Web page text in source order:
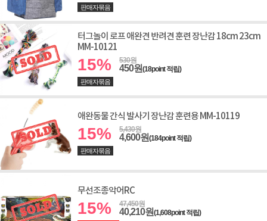
판매자묶음
터그놀이 로프 애완견 반려견 훈련 장난감 18cm 23cm
MM-10121
15% 530원
450원(18point 적립)
판매자묶음
애완동물 간식 발사기 장난감 훈련용 MM-10119
15% 5,430원
4,600원(184point 적립)
판매자묶음
무선조종악어RC
15% 47,450원
40,210원(1,608point 적립)